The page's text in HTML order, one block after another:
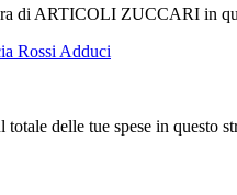
di ARTICOLI ZUCCARI in
Rossi Adduci
delle tue spese in questo